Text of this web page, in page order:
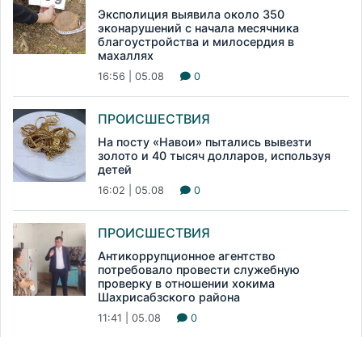
Эксполиция выявила около 350
эконарушений с начала месячника
благоустройства и милосердия в
махаллях
16:56 | 05.08 0
ПРОИСШЕСТВИЯ
На посту «Навои» пытались вывезти
золото и 40 тысяч долларов, используя
детей
16:02 | 05.08 0
ПРОИСШЕСТВИЯ
Антикоррупционное агентство
потребовало провести служебную
проверку в отношении хокима
Шахрисабзского района
11:41 | 05.08 0